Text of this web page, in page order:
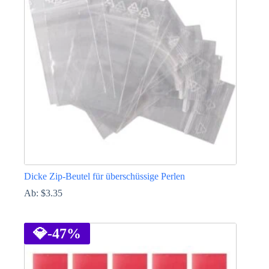
Optionen
können
Produktseite
gewählt
werden
Dicke Zip-Beutel für überschüssige Perlen
Ab: $3.35
weist
mehrere
Varianten
💎-47%